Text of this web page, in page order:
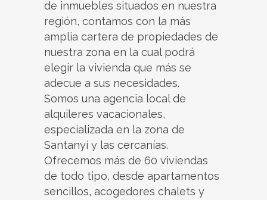
de inmuebles situados en nuestra
región, contamos con la más
amplia cartera de propiedades de
nuestra zona en la cual podrá
elegir la vivienda que más se
adecue a sus necesidades.
Somos una agencia local de
alquileres vacacionales,
especializada en la zona de
Santanyí y las cercanías.
Ofrecemos más de 60 viviendas
de todo tipo, desde apartamentos
sencillos, acogedores chalets y